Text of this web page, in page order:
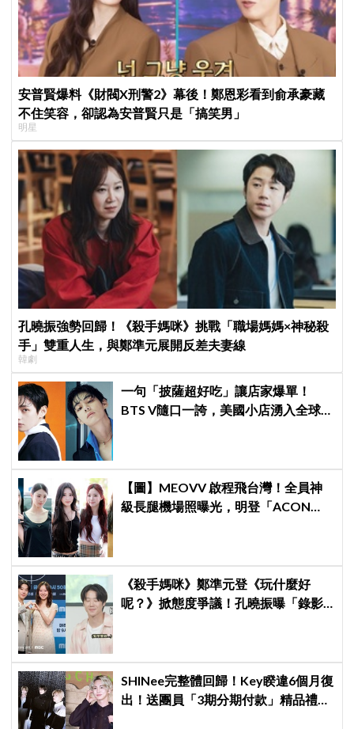
安普賢爆料《財閥X刑警2》幕後！鄭恩彩看到俞承豪藏
不住笑容，卻認為安普賢只是「搞笑男」
明星
孔曉振強勢回歸！《殺手媽咪》挑戰「職場媽媽×神秘殺
手」雙重人生，與鄭準元展開反差夫妻線
韓劇
一句「披薩超好吃」讓店家爆單！
BTS V隨口一誇，美國小店湧入全球
【圖】MEOVV 啟程飛台灣！全員神
級長腿機場照曝光，明登「ACON
《殺手媽咪》鄭準元登《玩什麼好
呢？》掀態度爭議！孔曉振曝「錄影
SHINee完整體回歸！Key睽違6個月復
出！送團員「3期分期付款」精品禮